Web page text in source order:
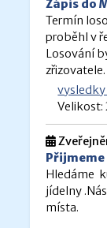
Zápis do
Termín
proběhl v
Losování
zřizovatele.
vysledky
Velikost:
Hledáme
jídelny
místa.